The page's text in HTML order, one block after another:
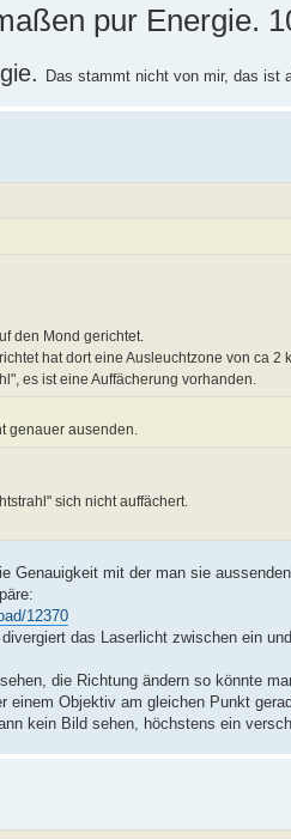
pur Energie.
Das stammt nicht von mir, das ist
den Mond gerichtet.
hat dort eine Ausleuchtzone von ca 2
es ist eine Auffächerung vorhanden.
genauer ausenden.
sich nicht auffächert.
Genauigkeit mit der man sie
12370
das Laserlicht zwischen ein
die Richtung ändern so könnte
einem Objektiv am gleichen Punkt
kein Bild sehen, höchstens ein